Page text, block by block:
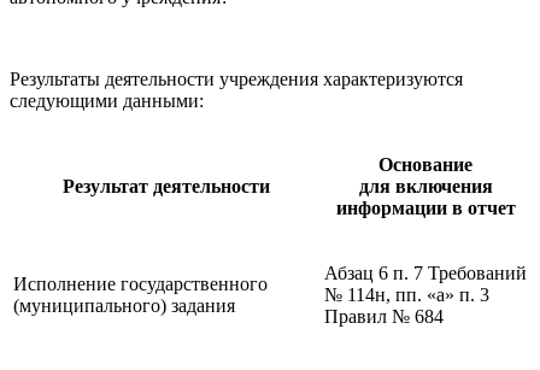
Результаты деятельности учреждения характеризуются
следующими данными:
Результат деятельности
Основание
для включения
информации в отчет
Исполнение государственного
(муниципального) задания
Абзац 6 п. 7 Требований
№ 114н, пп. «а» п. 3
Правил № 684